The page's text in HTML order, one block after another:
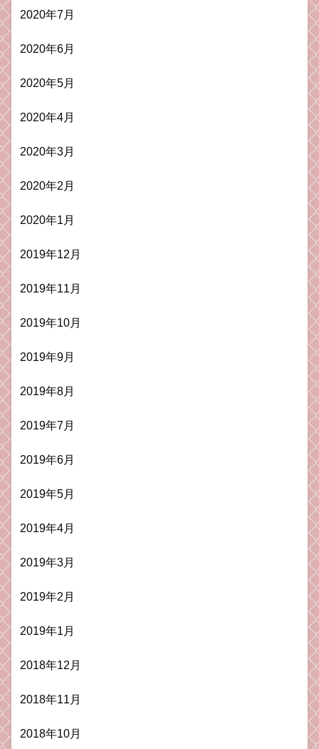
2020年7月
2020年6月
2020年5月
2020年4月
2020年3月
2020年2月
2020年1月
2019年12月
2019年11月
2019年10月
2019年9月
2019年8月
2019年7月
2019年6月
2019年5月
2019年4月
2019年3月
2019年2月
2019年1月
2018年12月
2018年11月
2018年10月